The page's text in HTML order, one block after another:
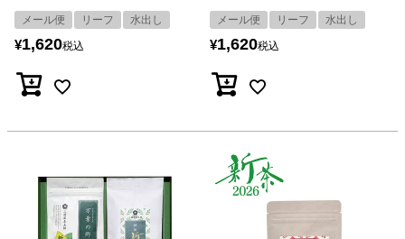
メール便 リーフ 水出し
¥1,620税込
メール便 リーフ 水出し
¥1,620税込